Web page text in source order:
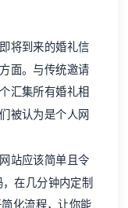
将到来的婚礼信
面。与传统邀请
汇集所有婚礼相
被认为是个人网
站应该简单且令
在几分钟内定制
化流程，让你能